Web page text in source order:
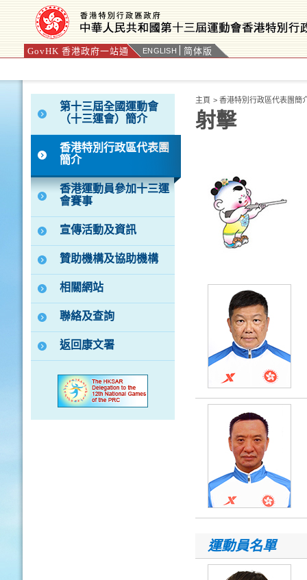
GovHK 香港政府一站通 ENGLISH 简体版
按“Tab”進入菜單
第十三屆全國運動會
（十三運會）簡介
香港特別行政區代表團
簡介
香港運動員參加十三運
會賽事
宣傳活動及資訊
贊助機構及協助機構
相關網站
聯絡及查詢
返回康文署
主頁 > 香港特別行政區代表團簡
射擊
運動員名單